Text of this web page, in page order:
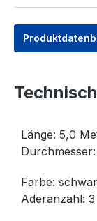
Länge: 5,0
Farbe:
Aderanzahl: